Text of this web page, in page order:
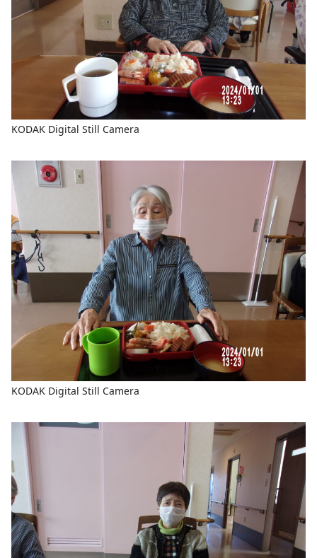
KODAK Digital Still Camera
KODAK Digital Still Camera